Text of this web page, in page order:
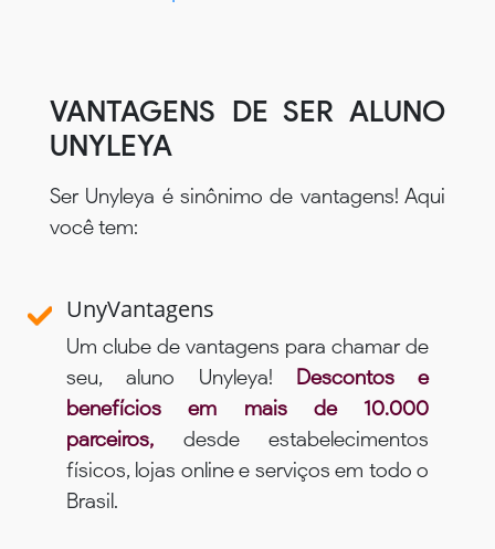
VANTAGENS DE SER ALUNO
UNYLEYA
Ser Unyleya é sinônimo de vantagens! Aqui
você tem:
UnyVantagens
Um clube de vantagens para chamar de
seu, aluno Unyleya! Descontos e
benefícios em mais de 10.000
parceiros, desde estabelecimentos
físicos, lojas online e serviços em todo o
Brasil.